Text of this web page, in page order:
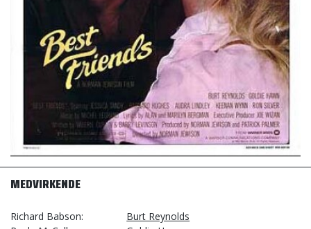
MEDVIRKENDE
Richard Babson
Burt Reynolds